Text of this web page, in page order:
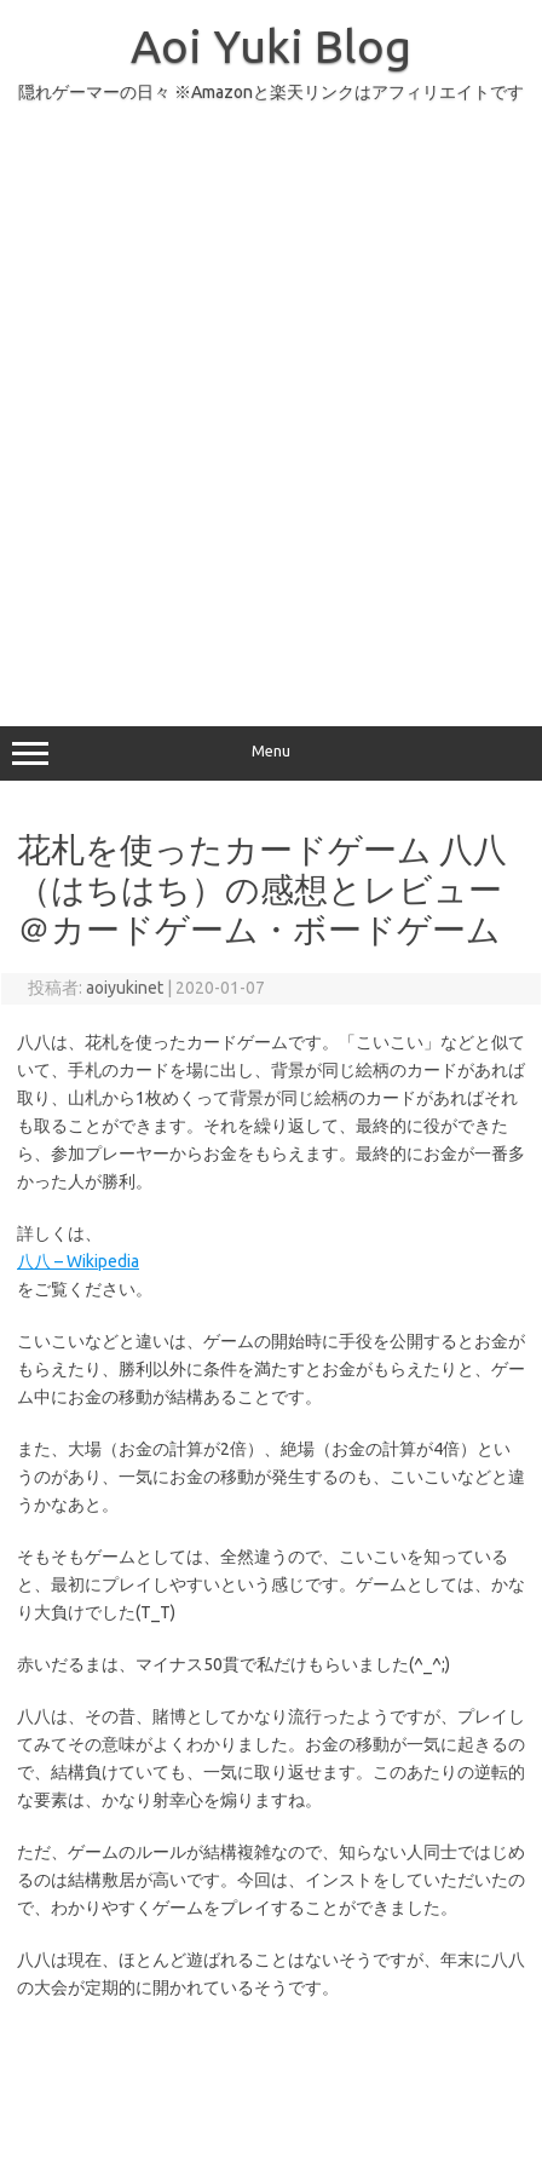
Aoi Yuki Blog
隠れゲーマーの日々 ※Amazonと楽天リンクはアフィリエイトです
Menu
花札を使ったカードゲーム 八八
（はちはち）の感想とレビュー
＠カードゲーム・ボードゲーム
投稿者: aoiyukinet 2020-01-07
八八は、花札を使ったカードゲームです。「こいこい」などと似て
いて、手札のカードを場に出し、背景が同じ絵柄のカードがあれば
取り、山札から1枚めくって背景が同じ絵柄のカードがあればそれ
も取ることができます。それを繰り返して、最終的に役ができた
ら、参加プレーヤーからお金をもらえます。最終的にお金が一番多
かった人が勝利。
詳しくは、
八八 – Wikipedia
をご覧ください。
こいこいなどと違いは、ゲームの開始時に手役を公開するとお金が
もらえたり、勝利以外に条件を満たすとお金がもらえたりと、ゲー
ム中にお金の移動が結構あることです。
また、大場（お金の計算が2倍）、絶場（お金の計算が4倍）とい
うのがあり、一気にお金の移動が発生するのも、こいこいなどと違
うかなあと。
そもそもゲームとしては、全然違うので、こいこいを知っている
と、最初にプレイしやすいという感じです。ゲームとしては、かな
り大負けでした(T_T)
赤いだるまは、マイナス50貫で私だけもらいました(^_^;)
八八は、その昔、賭博としてかなり流行ったようですが、プレイし
てみてその意味がよくわかりました。お金の移動が一気に起きるの
で、結構負けていても、一気に取り返せます。このあたりの逆転的
な要素は、かなり射幸心を煽りますね。
ただ、ゲームのルールが結構複雑なので、知らない人同士ではじめ
るのは結構敷居が高いです。今回は、インストをしていただいたの
で、わかりやすくゲームをプレイすることができました。
八八は現在、ほとんど遊ばれることはないそうですが、年末に八八
の大会が定期的に開かれているそうです。